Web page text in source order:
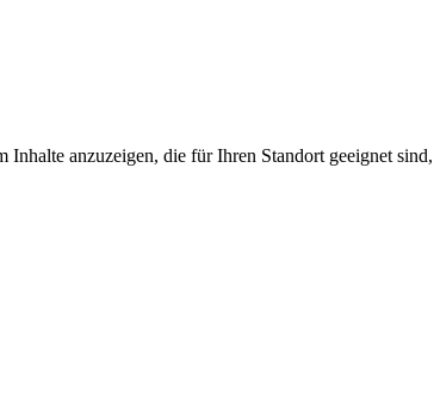
Inhalte anzuzeigen, die für Ihren Standort geeignet